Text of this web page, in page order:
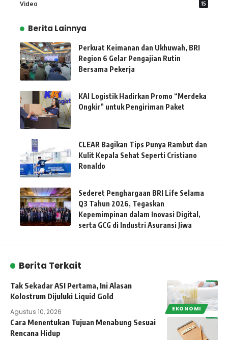
Video 15
Berita Lainnya
Perkuat Keimanan dan Ukhuwah, BRI
Region 6 Gelar Pengajian Rutin
Bersama Pekerja
KAI Logistik Hadirkan Promo “Merdeka
Ongkir” untuk Pengiriman Paket
CLEAR Bagikan Tips Punya Rambut dan
Kulit Kepala Sehat Seperti Cristiano
Ronaldo
Sederet Penghargaan BRI Life Selama
Q3 Tahun 2026, Tegaskan
Kepemimpinan dalam Inovasi Digital,
serta GCG di Industri Asuransi Jiwa
Berita Terkait
EKONOMI
Tak Sekadar ASI Pertama, Ini Alasan
Kolostrum Dijuluki Liquid Gold
Agustus 10, 2026
Cara Menentukan Tujuan Menabung Sesuai
Rencana Hidup